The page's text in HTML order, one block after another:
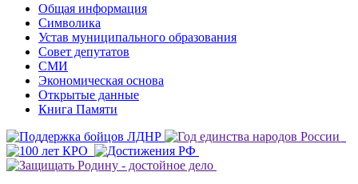
Общая информация
Символика
Устав муниципального образования
Совет депутатов
СМИ
Экономическая основа
Открытые данные
Книга Памяти